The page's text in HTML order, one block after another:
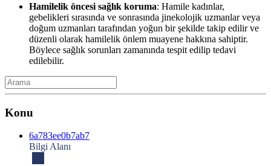
Hamilelik öncesi sağlık koruma: Hamile kadınlar,
gebelikleri sırasında ve sonrasında jinekolojik uzmanlar veya
doğum uzmanları tarafından yoğun bir şekilde takip edilir ve
düzenli olarak hamilelik önlem muayene hakkına sahiptir.
Böylece sağlık sorunları zamanında tespit edilip tedavi
edilebilir.
Konu
6a783ee0b7ab7
Bilgi Alanı